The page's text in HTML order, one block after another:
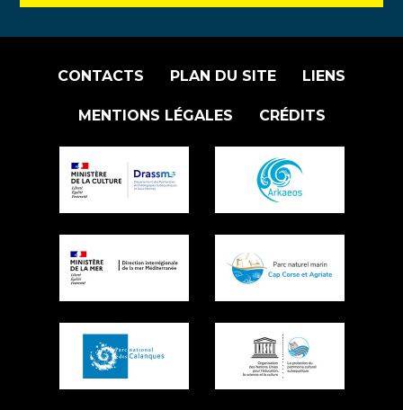
CONTACTS PLAN DU SITE LIENS
MENTIONS LÉGALES CRÉDITS